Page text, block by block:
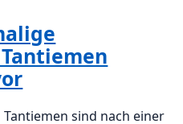
sind nach einer